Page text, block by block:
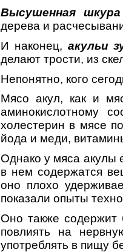
Высушенная шкура
дерева и
И наконец, акульи
делают трости, из
Непонятно, кого
Мясо акул, как и
аминокислотному
холестерин в мясе
йода и меди,
Однако у мяса акулы
в нем содержатся
оно плохо
показали опыты
Оно также содержит
повлиять на
употреблять в пищу